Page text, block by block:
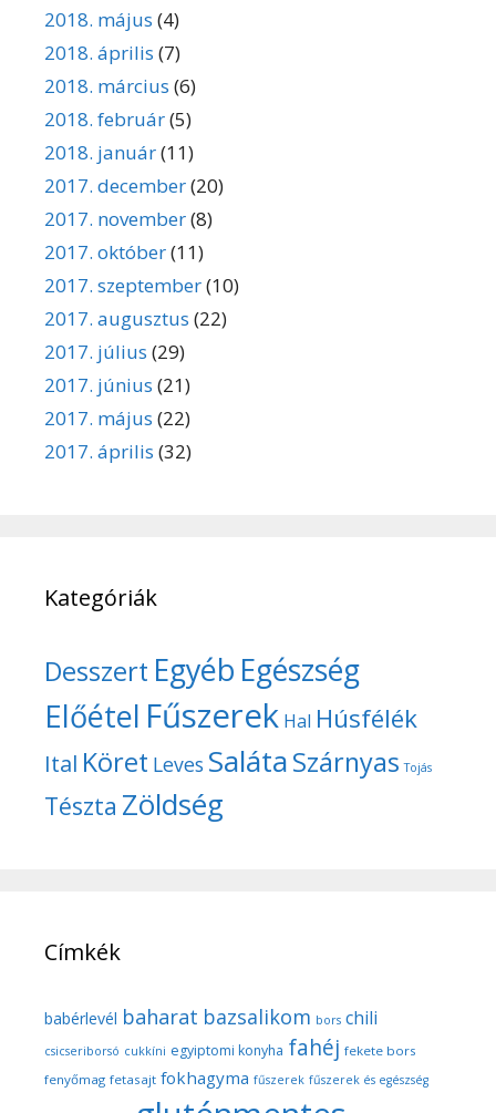
2018. május (4)
2018. április (7)
2018. március (6)
2018. február(5)
2018. január(11)
2017. december(20)
2017. november(8)
2017. október(11)
2017. szeptember(10)
2017. augusztus (22)
2017. július (29)
2017. június (21)
2017. május (22)
2017. április (32)
Kategóriák
Desszert Egyéb Egészség
Előétel Fűszerek Hal Húsfélék
Ital Köret Leves SalátaSzárnyas Tojás
Tészta Zöldség
Címkék
babérlevél baharat bazsalikom bors chili
csicseriborsó cukkíni egyiptomi konyha fahéj fekete bors
fenyőmag fetasajt fokhagyma fűszerek fűszerek és egészség